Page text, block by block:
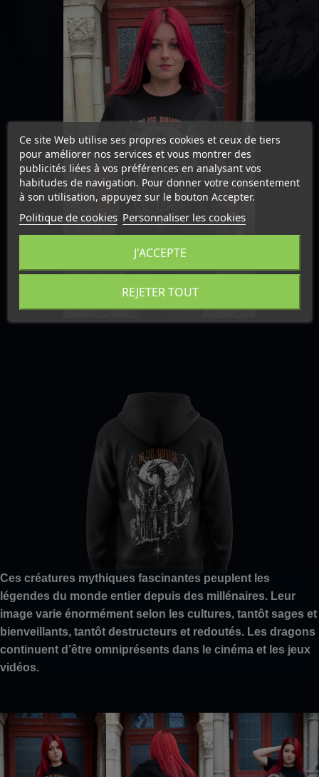
Ces créatures mythiques fascinantes peuplent les
légendes du monde entier depuis des millénaires. Leur
image varie énormément selon les cultures, tantôt sages et
bienveillants, tantôt destructeurs et redoutés. Les dragons
continuent d’être omniprésents dans le cinéma et les jeux
vidéos.
Ce site Web utilise ses propres cookies et ceux de tiers
pour améliorer nos services et vous montrer des
publicités liées à vos préférences en analysant vos
habitudes de navigation. Pour donner votre consentement
à son utilisation, appuyez sur le bouton Accepter.
Politique de cookies Personnaliser les cookies
REJETER TOUT
J'ACCEPTE